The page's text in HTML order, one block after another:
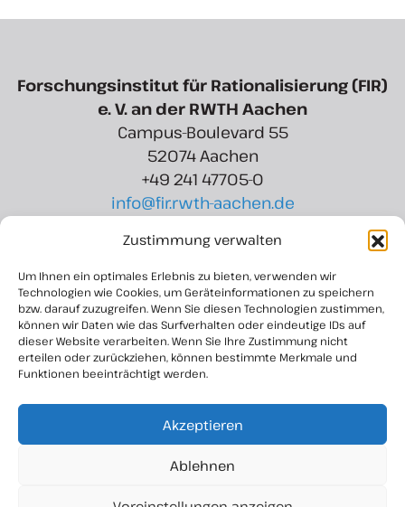
Zustimmung verwalten
Um Ihnen ein optimales Erlebnis zu bieten, verwenden wir
Technologien wie Cookies, um Geräteinformationen zu speichern
bzw. darauf zuzugreifen. Wenn Sie diesen Technologien zustimmen,
können wir Daten wie das Surfverhalten oder eindeutige IDs auf
dieser Website verarbeiten. Wenn Sie Ihre Zustimmung nicht
erteilen oder zurückziehen, können bestimmte Merkmale und
Funktionen beeinträchtigt werden.
Akzeptieren
Ablehnen
Forschungsinstitut für Rationalisierung (FIR)
e. V. an der RWTH Aachen
Campus-Boulevard 55
52074 Aachen
+49 241 47705-0
info@fir.rwth-aachen.de
Region Aachen Zweckverband
Rotter Bruch 6
52068 Aachen
+49 241 927 8721-15
info@regionaachen.de